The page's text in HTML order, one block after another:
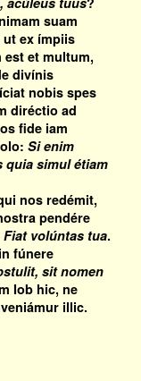
suam
ex ímpiis
et multum,
divínis
nobis spes
diréctio ad
fide iam
Si enim
quia simul étiam
nos redémit,
pendére
Fiat volúntas tua.
fúnere
sit nomen
Iob hic, ne
illic.